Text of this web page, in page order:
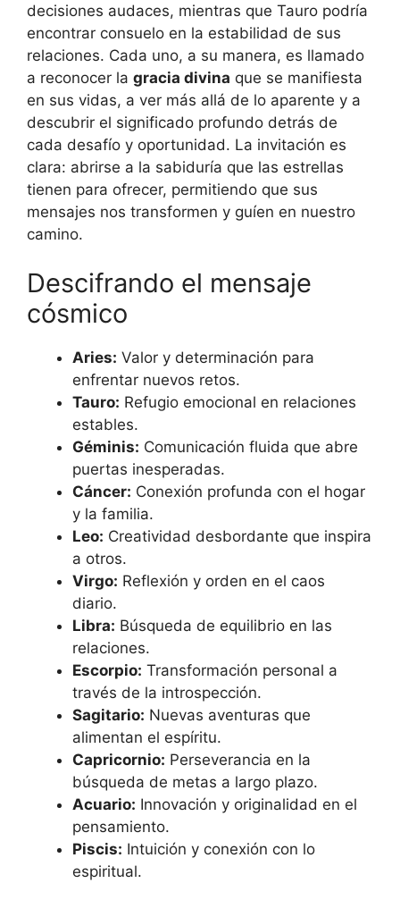
decisiones audaces, mientras que Tauro podría
encontrar consuelo en la estabilidad de sus
relaciones. Cada uno, a su manera, es llamado
a reconocer la gracia divina que se manifiesta
en sus vidas, a ver más allá de lo aparente y a
descubrir el significado profundo detrás de
cada desafío y oportunidad. La invitación es
clara: abrirse a la sabiduría que las estrellas
tienen para ofrecer, permitiendo que sus
mensajes nos transformen y guíen en nuestro
camino.
Descifrando el mensaje
cósmico
Aries: Valor y determinación para
enfrentar nuevos retos.
Tauro: Refugio emocional en relaciones
estables.
Géminis: Comunicación fluida que abre
puertas inesperadas.
Cáncer: Conexión profunda con el hogar
y la familia.
Leo: Creatividad desbordante que inspira
a otros.
Virgo: Reflexión y orden en el caos
diario.
Libra: Búsqueda de equilibrio en las
relaciones.
Escorpio: Transformación personal a
través de la introspección.
Sagitario: Nuevas aventuras que
alimentan el espíritu.
Capricornio: Perseverancia en la
búsqueda de metas a largo plazo.
Acuario: Innovación y originalidad en el
pensamiento.
Piscis: Intuición y conexión con lo
espiritual.